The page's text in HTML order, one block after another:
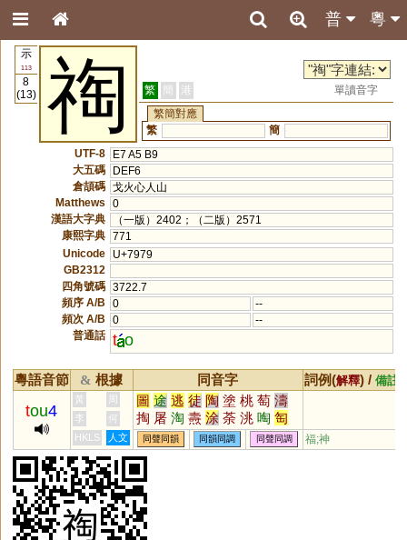
粵
普
示
113
8
(13)
祹 繁 簡 港
單讀音字
繁簡對應
繁
簡
UTF-8
E7 A5 B9
大五碼
DEF6
倉頡碼 戈火心人山
Matthews
0
漢語大字典
（一版）2402；（二版）2571
康熙字典 771
Unicode
U+7979
GB2312
四角號碼 3722.7
頻序 A/B
0
--
頻次 A/B
0
--
普通話 t o
粵語音節 & 根據 同音字 詞例(解釋) / 備註
tou4
黃 周 圖 途 逃 徒 陶 塗 桃 萄 濤
掏 屠 淘 燾 涂 荼 洮 啕 匋
菟 瘏 綯 潳 跿 鞀 醄 駣 幬
駼 騊 鵌 翿 鷋 檡 搯 廜 鷵
韕
李
何
HKLS
人文 同聲同韻 同韻同調 同聲同調 福;神